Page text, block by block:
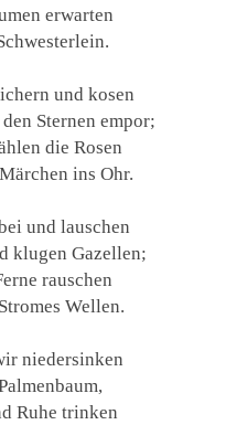
erwarten
und kosen
Sternen empor;
die Rosen
ins Ohr.
und lauschen
klugen Gazellen;
rauschen
Wellen.
niedersinken
Ruhe trinken